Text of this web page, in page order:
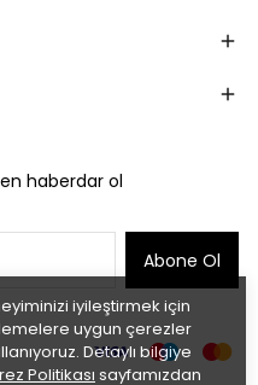
iyileştirmek için
uygun çerezler
Detaylı bilgiye
Politikası sayfamızdan
haberdar ol
Abone Ol